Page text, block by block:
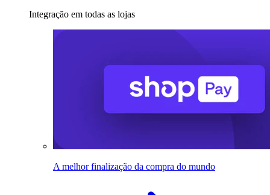
Integração em todas as lojas
A melhor finalização da compra do mundo